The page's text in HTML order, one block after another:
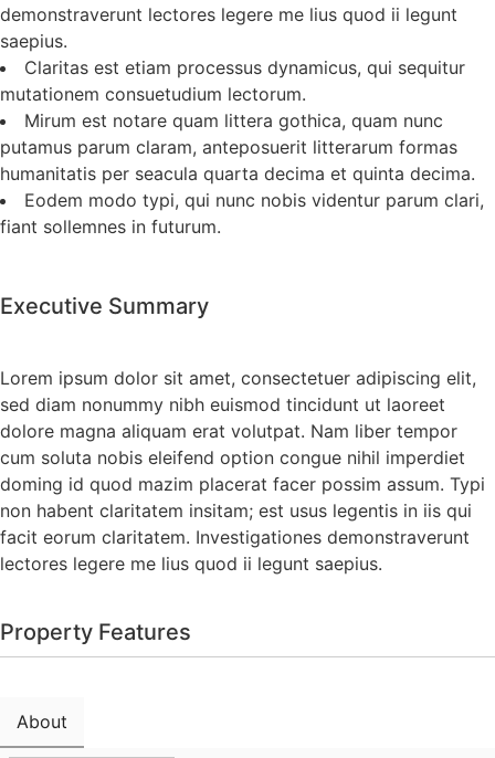
demonstraverunt lectores legere me lius quod ii legunt
saepius.
Claritas est etiam processus dynamicus, qui sequitur
mutationem consuetudium lectorum.
Mirum est notare quam littera gothica, quam nunc
putamus parum claram, anteposuerit litterarum formas
humanitatis per seacula quarta decima et quinta decima.
Eodem modo typi, qui nunc nobis videntur parum clari,
fiant sollemnes in futurum.
Executive Summary
Lorem ipsum dolor sit amet, consectetuer adipiscing elit,
sed diam nonummy nibh euismod tincidunt ut laoreet
dolore magna aliquam erat volutpat. Nam liber tempor
cum soluta nobis eleifend option congue nihil imperdiet
doming id quod mazim placerat facer possim assum. Typi
non habent claritatem insitam; est usus legentis in iis qui
facit eorum claritatem. Investigationes demonstraverunt
lectores legere me lius quod ii legunt saepius.
Property Features
About